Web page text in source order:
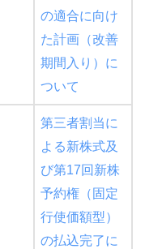
の適合に向け
た計画（改善
期間入り）に
ついて
第三者割当に
よる新株式及
び第17回新株
予約権（固定
行使価額型）
の払込完了に